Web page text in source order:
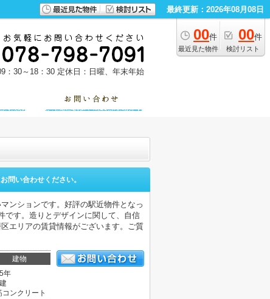
最終更新：2026年08月08日
00件
最近見た物件
00件
検討リスト
：30～18：30 定休日：日曜、年末年始
問い合わせください。
ンションです。好評の駅近物件となっ
です。造りとデザインに関して、自信
エリアの賃貸情報がございます。ご質
建物
年
コンクリート